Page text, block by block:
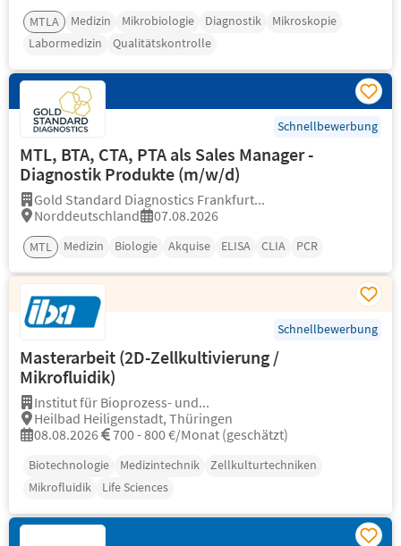
MTLA Medizin Mikrobiologie Diagnostik
Mikroskopie
Labormedizin
Qualitätskontrolle
Schnellbewerbung
MTL, BTA, CTA, PTA als Sales Manager -
Diagnostik Produkte (m/w/d)
Gold Standard Diagnostics Frankfurt...
Norddeutschland
07.08.2026
MTL Medizin Biologie Akquise ELISA CLIA PCR
Schnellbewerbung
Masterarbeit (2D-Zellkultivierung /
Mikrofluidik)
Institut für Bioprozess- und...
Heilbad Heiligenstadt, Thüringen
08.08.2026
700 - 800 €/Monat (geschätzt)
Biotechnologie Medizintechnik
Zellkulturtechniken
Mikrofluidik
Life Sciences